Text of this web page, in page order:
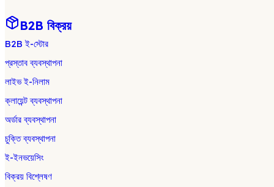
B2B বিক্রয়
B2B ই-স্টোর
প্রস্তাব ব্যবস্থাপনা
লাইভ ই-নিলাম
ক্লায়েন্ট ব্যবস্থাপনা
অর্ডার ব্যবস্থাপনা
চুক্তি ব্যবস্থাপনা
ই-ইনভয়েসিং
বিক্রয় বিশ্লেষণ